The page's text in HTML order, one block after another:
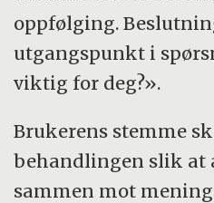
oppfølging.
utgangspunkt i
viktig for deg?».
Brukerens stemme
behandlingen slik at
sammen mot